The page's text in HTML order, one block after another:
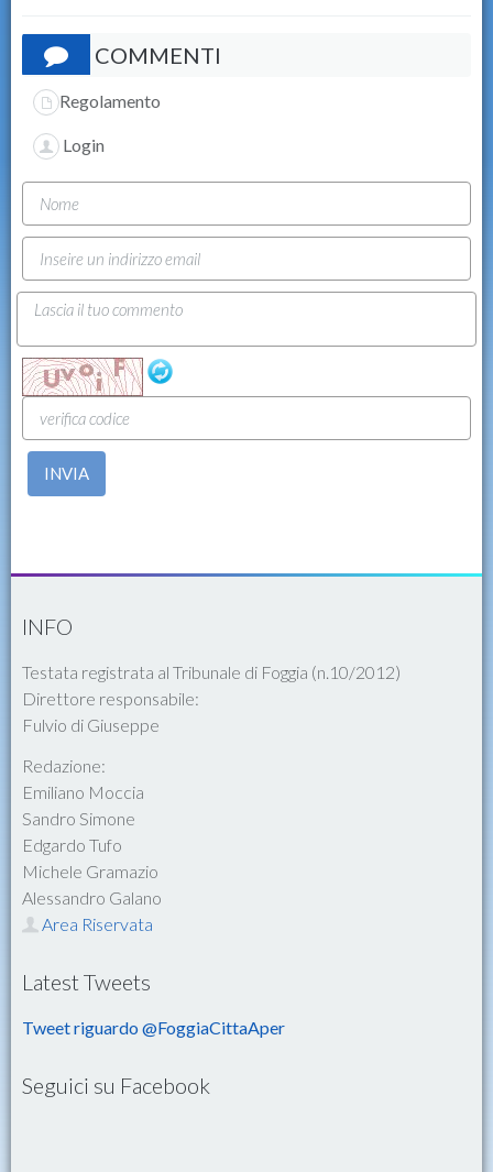
COMMENTI
Regolamento
Login
INVIA
INFO
Testata registrata al Tribunale di Foggia (n.10/2012)
Direttore responsabile:
Fulvio di Giuseppe
Redazione:
Emiliano Moccia
Sandro Simone
Edgardo Tufo
Michele Gramazio
Alessandro Galano
Area Riservata
Latest Tweets
Tweet riguardo @FoggiaCittaAper
Seguici su Facebook